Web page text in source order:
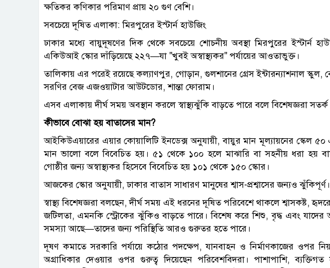
ক্ষতিকর কণিকার পরিমাণ প্রায় ২০ গুণ বেশি।
সবচেয়ে দূষিত এলাকা: মিরপুরের ইস্টার্ন হাউজিং
ঢাকার মধ্যে বায়ুদূষণের দিক থেকে সবচেয়ে শোচনীয় অবস্থা মিরপুরের ইস্টার্ন
একিউআই স্কোর দাঁড়িয়েছে ২২৭—যা "খুবই অস্বাস্থ্যকর" পর্যায়ের আওতাভুক্ত।
তালিকায় এর পরেই রয়েছে কল্যাণপুর, গোড়ান, গুলশানের গ্রেস ইন্টারন্যাশনাল স্কুল,
সরণির বেজ এজওয়াটার আউটডোর, শান্তা ফোরাম।
এসব এলাকায় দীর্ঘ সময় অবস্থান করলে স্বাস্থ্যঝুঁকি বাড়তে পারে বলে বিশেষজ্ঞরা
কীভাবে বোঝা হয় বাতাসের মান?
আইকিউএয়ারের এয়ার কোয়ালিটি ইনডেক্স অনুযায়ী, বায়ুর মান মূল্যায়নের স্কেল
মান ভালো বলে বিবেচিত হয়। ৫১ থেকে ১০০ হলে মাঝারি বা সহনীয় ধরা হয়
গোষ্ঠীর জন্য অস্বাস্থ্যকর হিসেবে বিবেচিত হয় ১০১ থেকে ১৫০ স্কোর।
আজকের স্কোর অনুযায়ী, ঢাকার বাতাস সাধারণ মানুষের শ্বাস-প্রশ্বাসের জন্যও ঝুঁকিপূর্ণ।
স্বাস্থ্য বিশেষজ্ঞরা বলছেন, দীর্ঘ সময় এই ধরনের দূষিত পরিবেশে থাকলে শ্বাসকষ্ট,
জটিলতা, এমনকি স্ট্রোকের ঝুঁকিও বাড়তে পারে। বিশেষ করে শিশু, বৃদ্ধ এবং যাদের
সমস্যা আছে—তাদের জন্য পরিস্থিতি আরও গুরুতর হতে পারে।
দূষণ কমাতে সরকারি পর্যায়ে কঠোর পদক্ষেপ, যানবাহন ও নির্মাণকাজের ওপর
অগ্রাধিকার দেওয়ার ওপর গুরুত্ব দিয়েছেন পরিবেশবিদরা। পাশাপাশি,